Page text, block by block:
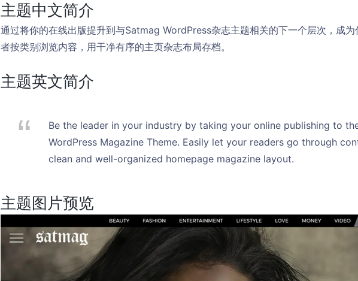
主题中文简介
通过将你的在线出版提升到与Satmag WordPress杂志主题相关的下一个层次，成
者按类别浏览内容，用干净有序的主页杂志布局存档。
主题英文简介
Be the leader in your industry by taking your online publishing to
WordPress Magazine Theme. Easily let your readers go through
clean and well-organized homepage magazine layout.
主题图片预览